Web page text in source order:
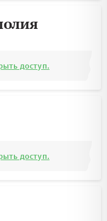
доступ.
доступ.